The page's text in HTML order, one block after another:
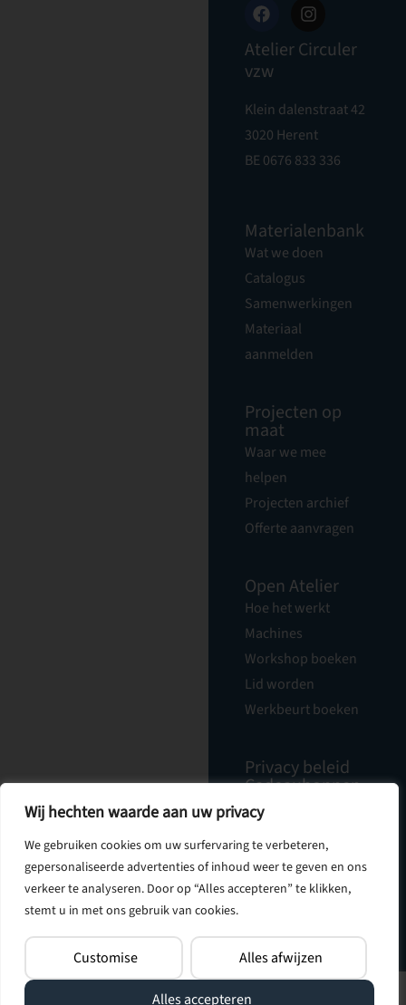
Wij hechten waarde aan uw privacy
We gebruiken cookies om uw surfervaring te verbeteren,
gepersonaliseerde advertenties of inhoud weer te geven en ons
verkeer te analyseren. Door op “Alles accepteren” te klikken,
stemt u in met ons gebruik van cookies.
Customise Alles afwijzen
Alles accepteren
Atelier Circuler
vzw
Klein dalenstraat 42
3020 Herent
BE 0676 833 336
Materialenbank
Wat we doen
Catalogus
Samenwerkingen
Materiaal
aanmelden
Projecten op
maat
Waar we mee
helpen
Projecten archief
Offerte aanvragen
Open Atelier
Hoe het werkt
Machines
Workshop boeken
Lid worden
Werkbeurt boeken
Privacy beleid
Cadeaubonnen
Nieuwsbrief
Vacatures
Over Ons
Contact